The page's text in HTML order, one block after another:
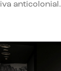
anticolonial.